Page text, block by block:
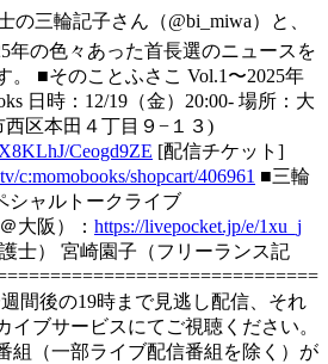
の三輪記子さん（@bi_miwa）と、
年の色々あった首長選のニュースを
。 ■そのことふさこ Vol.1〜2025年
日時：12/19（金）20:00- 場所：大
区本田４丁目９−１３)
Ceogd9ZE [配信チケット]
c:momobooks/shopcart/406961 ■三輪
シャルトークライブ
大阪）： https://livepocket.jp/e/1xu_j
士） 宮崎園子（フリーランス記
間後の19時まで見逃し配信、それ
イブサービスにてご視聴ください。
組（一部ライブ配信番組を除く）が